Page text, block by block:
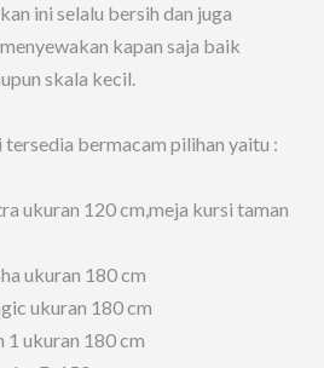
ini selalu bersih dan juga
kapan saja baik
skala kecil.
bermacam pilihan yaitu :
ukuran 120 cm,meja kursi taman
ukuran 180 cm
ukuran 180 cm
1 ukuran 180 cm